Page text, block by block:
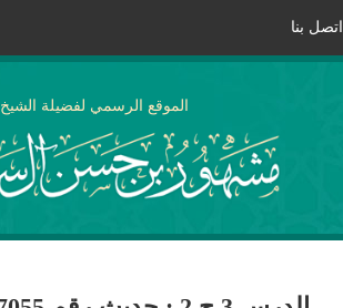
اتصل بنا
الموقع الرسمي لفضيلة الشيخ